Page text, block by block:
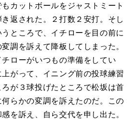
カットボールをジャストミート
返された。２打数２安打。そし
ところで、イチローを目の前に
調を訴えて降板してしまった。
ローがいつもの準備をしてい
がって、イニング前の投球練習
が３球投げたところで松坂は首
らかの変調を訴えたのだ。この
を訴え、自ら交代を申し出た。